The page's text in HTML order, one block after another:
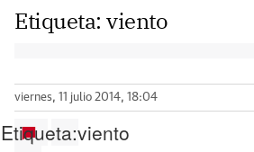
Etiqueta:viento
viernes, 11 julio 2014, 18:04
Etiqueta:viento